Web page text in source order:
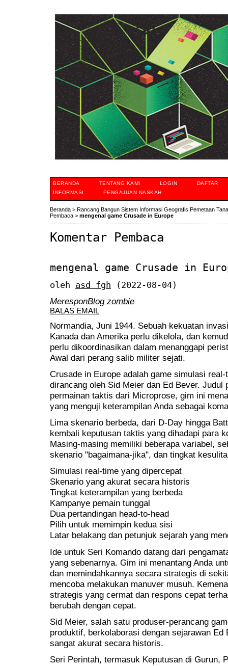
BERANDA TENTANG KAMI LOGIN
DAFTAR
INFORMASI
PENGAJUAN NASKAH
Beranda > Rancang Bangun Sistem Informasi Geografis Pemetaan
Pembaca > mengenal game Crusade in Europe
Komentar Pembaca
mengenal game Crusade in
oleh asd fgh (2022-08-04)
MeresponBlog zombie
BALAS EMAIL
Normandia, Juni 1944. Sebuah kekuatan
Kanada dan Amerika perlu dikelola, dan
perlu dikoordinasikan dalam menanggapi
Awal dari perang salib militer sejati.
Crusade in Europe adalah game simulasi
dirancang oleh Sid Meier dan Ed Bever. Judul
permainan taktis dari Microprose, gim ini
yang menguji keterampilan Anda sebagai
Lima skenario berbeda, dari D-Day hingga
kembali keputusan taktis yang dihadapi para
Masing-masing memiliki beberapa variabel,
skenario "bagaimana-jika", dan tingkat
Simulasi real-time yang dipercepat
Skenario yang akurat secara historis
Tingkat keterampilan yang berbeda
Kampanye pemain tunggal
Dua pertandingan head-to-head
Pilih untuk memimpin kedua sisi
Latar belakang dan petunjuk sejarah yang
Ide untuk Seri Komando datang dari
yang sebenarnya. Gim ini menantang Anda
dan memindahkannya secara strategis di
mencoba melakukan manuver musuh.
strategis yang cermat dan respons cepat
berubah dengan cepat.
Sid Meier, salah satu produser-perancang
produktif, berkolaborasi dengan sejarawan
sangat akurat secara historis.
Seri Perintah, termasuk Keputusan di Gurun,